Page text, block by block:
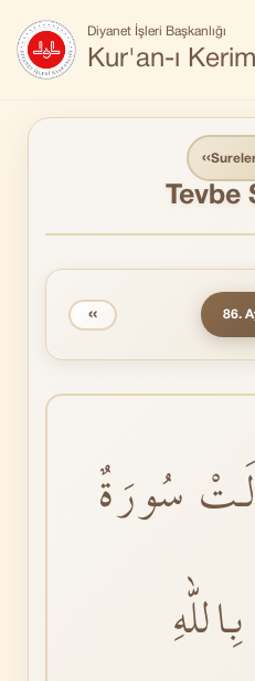
Diyanet İşleri Başkanlığı
Kur'an-ı Kerim
‹‹
Tevbe
‹‹ 86.
سُورَةٌ